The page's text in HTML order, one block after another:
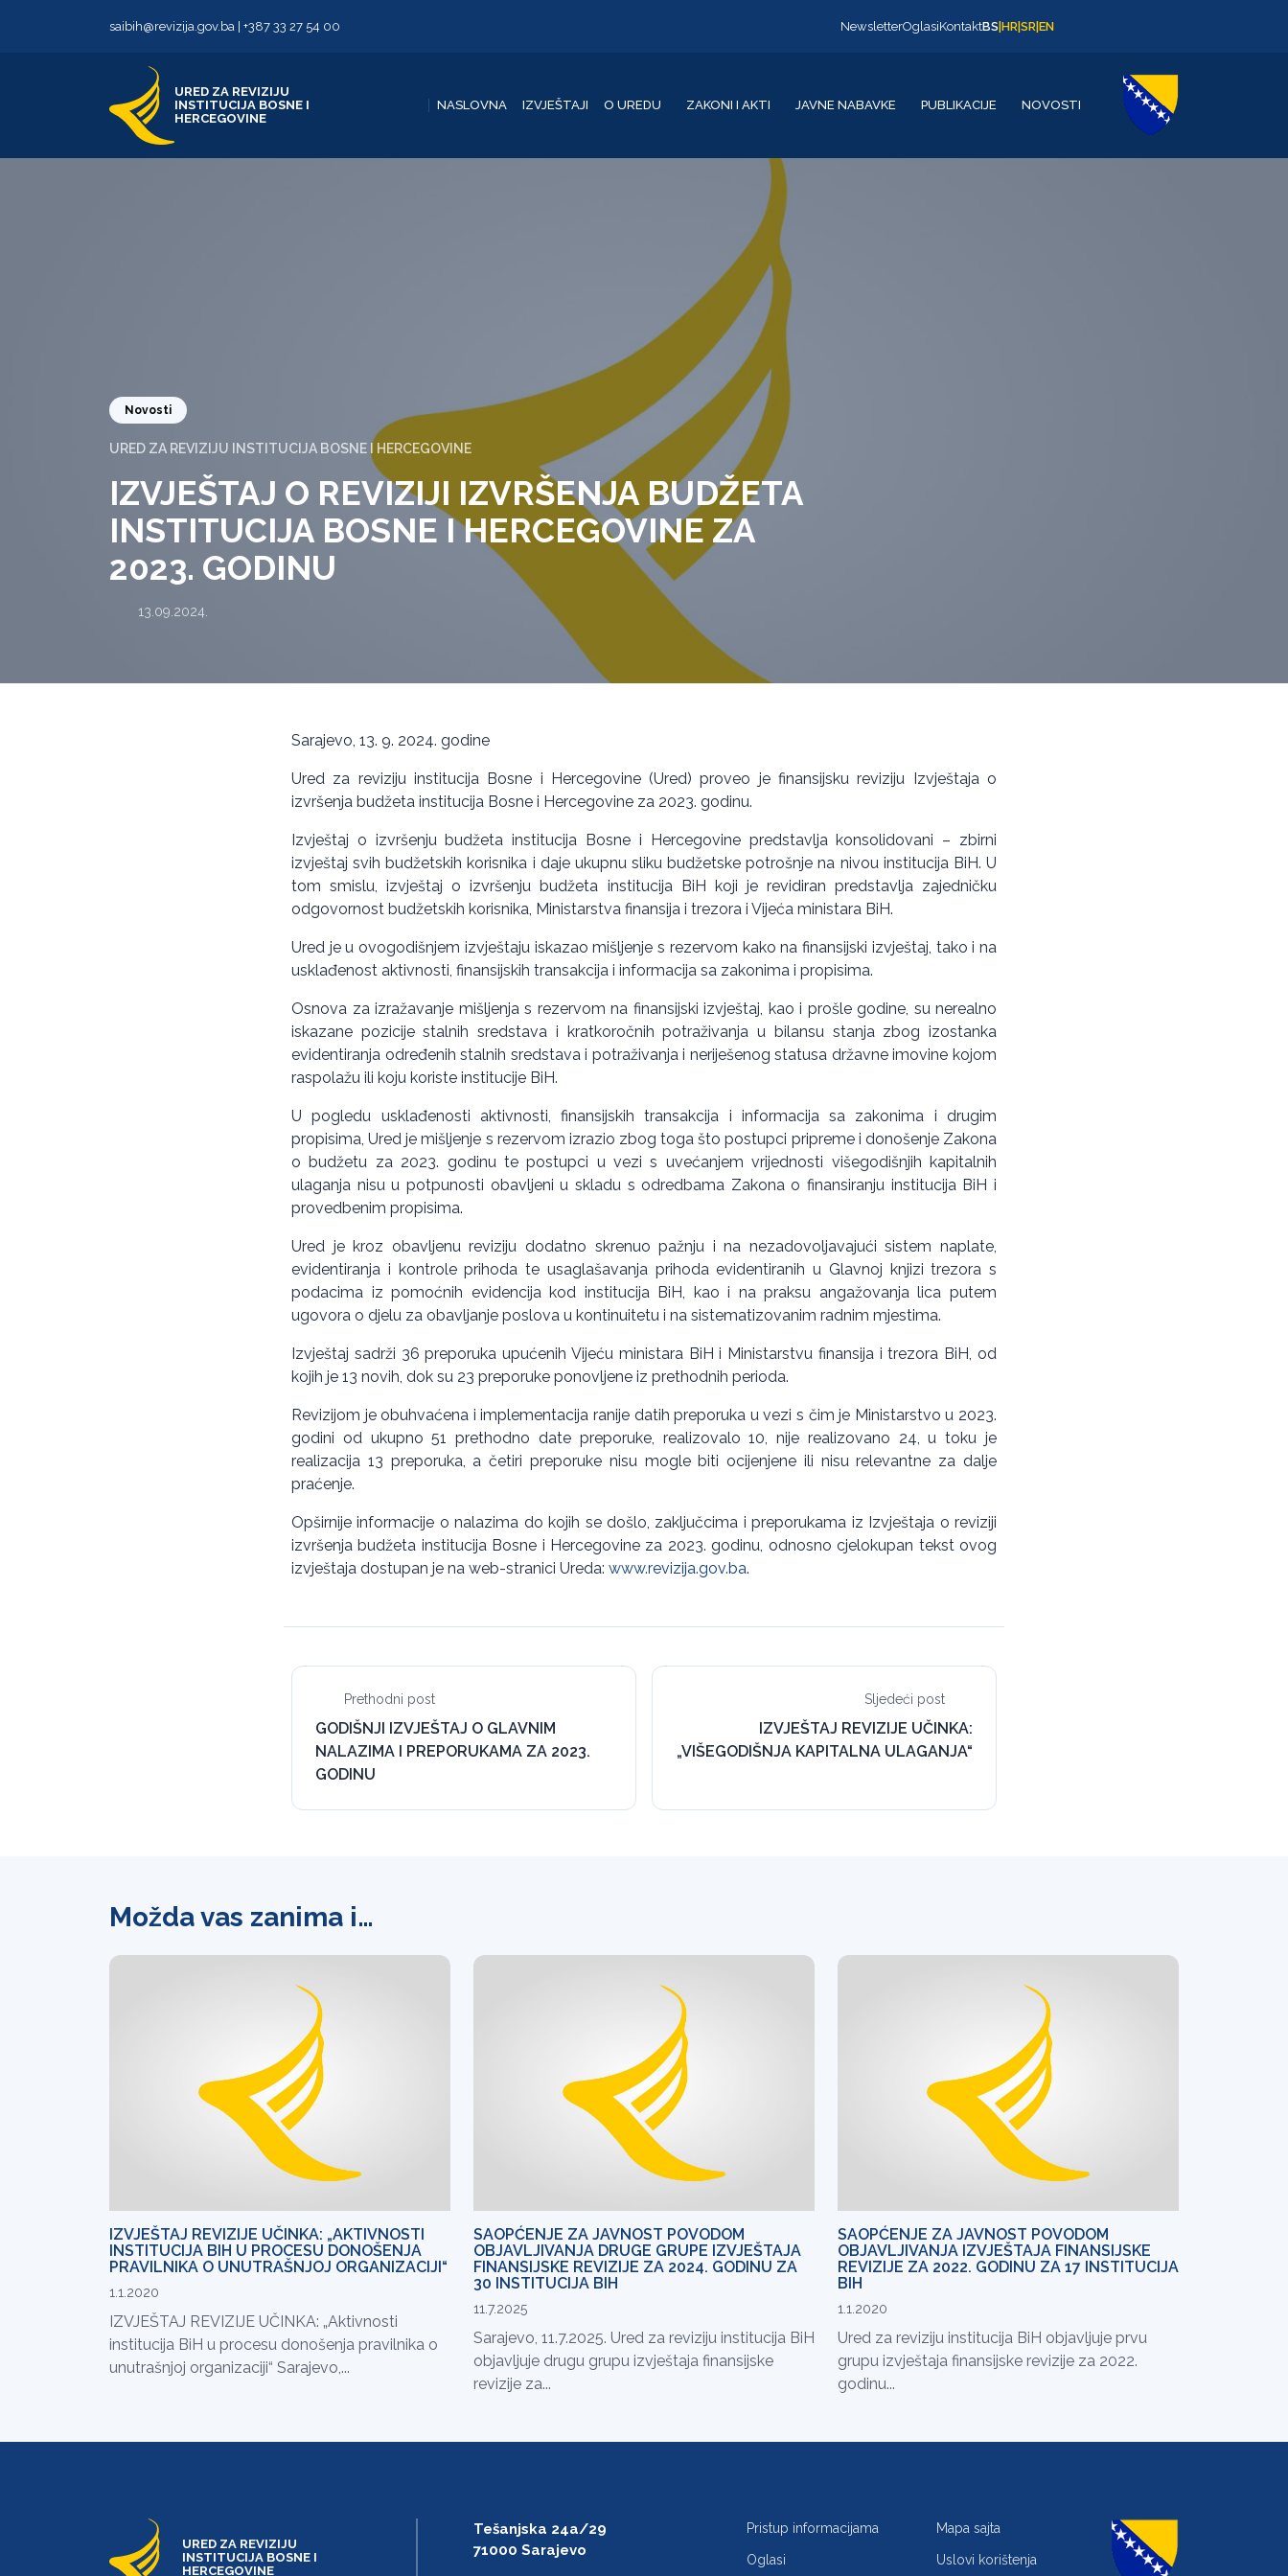
saibih@revizija.gov.ba +387 33 27 54 00 NewsletterOglasiKontaktBS HR SR EN
URED ZA REVIZIJU
INSTITUCIJA BOSNE I
HERCEGOVINE
NASLOVNA IZVJEŠTAJI O UREDU ZAKONI I AKTI JAVNE NABAVKE PUBLIKACIJE NOVOSTI
Novosti
URED ZA REVIZIJU INSTITUCIJA BOSNE I HERCEGOVINE
IZVJEŠTAJ O REVIZIJI IZVRŠENJA BUDŽETA
INSTITUCIJA BOSNE I HERCEGOVINE ZA
2023. GODINU
13.09.2024.
Sarajevo, 13. 9. 2024. godine
Ured za reviziju institucija Bosne i Hercegovine (Ured) proveo je finansijsku reviziju Izvještaja o
izvršenja budžeta institucija Bosne i Hercegovine za 2023. godinu.
Izvještaj o izvršenju budžeta institucija Bosne i Hercegovine predstavlja konsolidovani – zbirni
izvještaj svih budžetskih korisnika i daje ukupnu sliku budžetske potrošnje na nivou institucija BiH. U
tom smislu, izvještaj o izvršenju budžeta institucija BiH koji je revidiran predstavlja zajedničku
odgovornost budžetskih korisnika, Ministarstva finansija i trezora i Vijeća ministara BiH.
Ured je u ovogodišnjem izvještaju iskazao mišljenje s rezervom kako na finansijski izvještaj, tako i na
usklađenost aktivnosti, finansijskih transakcija i informacija sa zakonima i propisima.
Osnova za izražavanje mišljenja s rezervom na finansijski izvještaj, kao i prošle godine, su nerealno
iskazane pozicije stalnih sredstava i kratkoročnih potraživanja u bilansu stanja zbog izostanka
evidentiranja određenih stalnih sredstava i potraživanja i neriješenog statusa državne imovine kojom
raspolažu ili koju koriste institucije BiH.
U pogledu usklađenosti aktivnosti, finansijskih transakcija i informacija sa zakonima i drugim
propisima, Ured je mišljenje s rezervom izrazio zbog toga što postupci pripreme i donošenje Zakona
o budžetu za 2023. godinu te postupci u vezi s uvećanjem vrijednosti višegodišnjih kapitalnih
ulaganja nisu u potpunosti obavljeni u skladu s odredbama Zakona o finansiranju institucija BiH i
provedbenim propisima.
Ured je kroz obavljenu reviziju dodatno skrenuo pažnju i na nezadovoljavajući sistem naplate,
evidentiranja i kontrole prihoda te usaglašavanja prihoda evidentiranih u Glavnoj knjizi trezora s
podacima iz pomoćnih evidencija kod institucija BiH, kao i na praksu angažovanja lica putem
ugovora o djelu za obavljanje poslova u kontinuitetu i na sistematizovanim radnim mjestima.
Izvještaj sadrži 36 preporuka upućenih Vijeću ministara BiH i Ministarstvu finansija i trezora BiH, od
kojih je 13 novih, dok su 23 preporuke ponovljene iz prethodnih perioda.
Revizijom je obuhvaćena i implementacija ranije datih preporuka u vezi s čim je Ministarstvo u 2023.
godini od ukupno 51 prethodno date preporuke, realizovalo 10, nije realizovano 24, u toku je
realizacija 13 preporuka, a četiri preporuke nisu mogle biti ocijenjene ili nisu relevantne za dalje
praćenje.
Opširnije informacije o nalazima do kojih se došlo, zaključcima i preporukama iz Izvještaja o reviziji
izvršenja budžeta institucija Bosne i Hercegovine za 2023. godinu, odnosno cjelokupan tekst ovog
izvještaja dostupan je na web-stranici Ureda: www.revizija.gov.ba.
Prethodni post
GODIŠNJI IZVJEŠTAJ O GLAVNIM
NALAZIMA I PREPORUKAMA ZA 2023.
GODINU
Sljedeći post
IZVJEŠTAJ REVIZIJE UČINKA:
„VIŠEGODIŠNJA KAPITALNA ULAGANJA“
Možda vas zanima i…
IZVJEŠTAJ REVIZIJE UČINKA: „AKTIVNOSTI
INSTITUCIJA BIH U PROCESU DONOŠENJA
PRAVILNIKA O UNUTRAŠNJOJ ORGANIZACIJI“
1.1.2020
IZVJEŠTAJ REVIZIJE UČINKA: „Aktivnosti
institucija BiH u procesu donošenja pravilnika o
unutrašnjoj organizaciji“ Sarajevo,...
SAOPĆENJE ZA JAVNOST POVODOM
OBJAVLJIVANJA DRUGE GRUPE IZVJEŠTAJA
FINANSIJSKE REVIZIJE ZA 2024. GODINU ZA
30 INSTITUCIJA BIH
11.7.2025
Sarajevo, 11.7.2025. Ured za reviziju institucija BiH
objavljuje drugu grupu izvještaja finansijske
revizije za...
SAOPĆENJE ZA JAVNOST POVODOM
OBJAVLJIVANJA IZVJEŠTAJA FINANSIJSKE
REVIZIJE ZA 2022. GODINU ZA 17 INSTITUCIJA
BIH
1.1.2020
Ured za reviziju institucija BiH objavljuje prvu
grupu izvještaja finansijske revizije za 2022.
godinu...
URED ZA REVIZIJU
INSTITUCIJA BOSNE I
HERCEGOVINE
Tešanjska 24a/29
71000 Sarajevo
Pristup informacijama Mapa sajta
Oglasi Uslovi korištenja